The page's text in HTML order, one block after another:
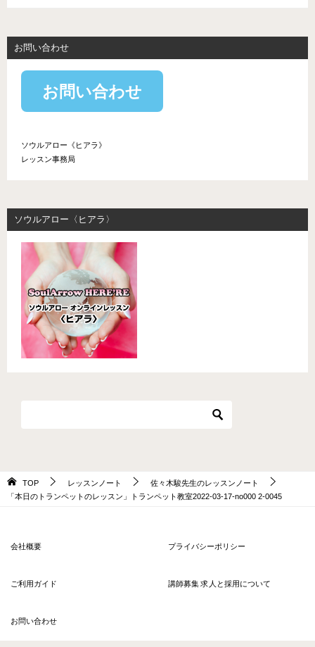
お問い合わせ
お問い合わせ
ソウルアロー《ヒアラ》
レッスン事務局
ソウルアロー〈ヒアラ〉
TOP レッスンノート
佐々木駿先生のレッスンノート
「本日のトランペットのレッスン」トランペット教室2022-03-17-­no000 2-­0045
会社概要 プライバシーポリシー
ご利用ガイド 講師募集 求人と採用について
お問い合わせ